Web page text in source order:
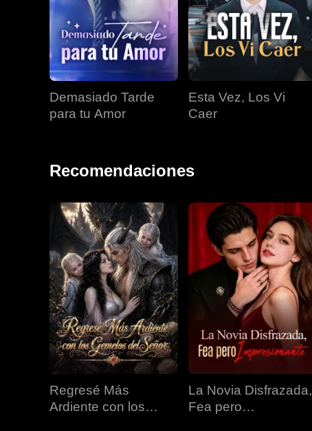
Demasiado Tarde
para tu Amor
Esta Vez, Los Vi
Caer
Recomendaciones
Regresé Más
Ardiente con los
La Novia Disfrazada,
Fea pero